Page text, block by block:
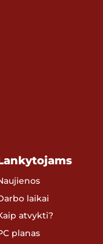
laikai
atvykti?
planas